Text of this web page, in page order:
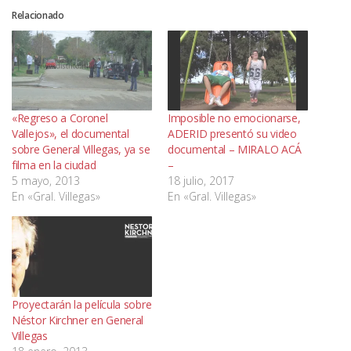
Relacionado
«Regreso a Coronel
Vallejos», el documental
sobre General Villegas, ya se
filma en la ciudad
5 mayo, 2013
En «Gral. Villegas»
Imposible no emocionarse,
ADERID presentó su video
documental – MIRALO ACÁ
–
18 julio, 2017
En «Gral. Villegas»
Proyectarán la película sobre
Néstor Kirchner en General
Villegas